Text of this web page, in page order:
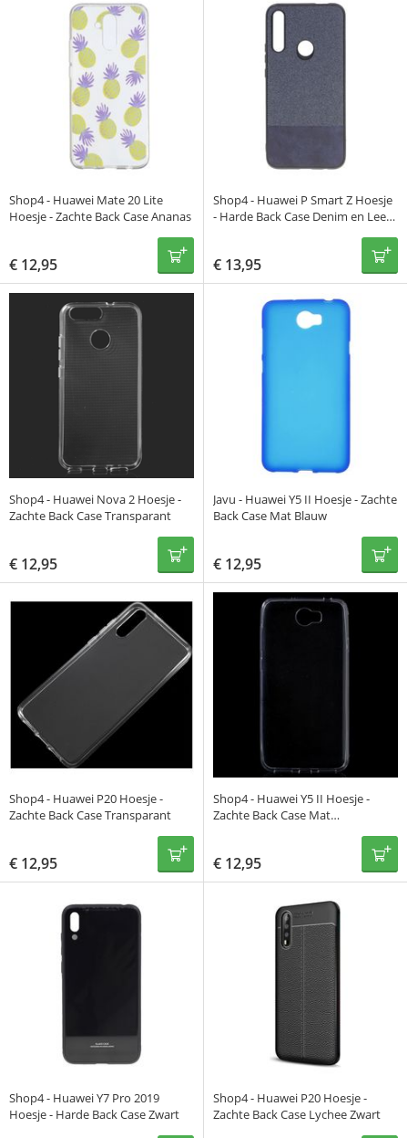
Shop4 - Huawei Mate 20 Lite
Hoesje - Zachte Back Case Ananas
€ 12,95
Shop4 - Huawei P Smart Z Hoesje
- Harde Back Case Denim en Leer
€ 13,95
Shop4 - Huawei Nova 2 Hoesje -
Zachte Back Case Transparant
€ 12,95
Javu - Huawei Y5 II Hoesje - Zachte
Back Case Mat Blauw
€ 12,95
Shop4 - Huawei P20 Hoesje -
Zachte Back Case Transparant
€ 12,95
Shop4 - Huawei Y5 II Hoesje -
Zachte Back Case Mat
€ 12,95
Shop4 - Huawei Y7 Pro 2019
Hoesje - Harde Back Case Zwart
Shop4 - Huawei P20 Hoesje -
Zachte Back Case Lychee Zwart